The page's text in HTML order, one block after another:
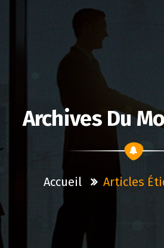
Archives Du
Accueil Articles